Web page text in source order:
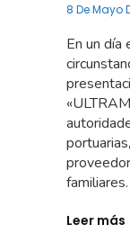
8 De Mayo
En un día
Leer más